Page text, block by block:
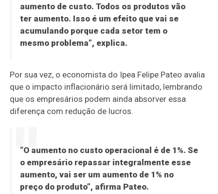
aumento de custo. Todos os produtos vão
ter aumento. Isso é um efeito que vai se
acumulando porque cada setor tem o
mesmo problema”, explica.
Por sua vez, o economista do Ipea Felipe Pateo avalia
que o impacto inflacionário será limitado, lembrando
que os empresários podem ainda absorver essa
diferença com redução de lucros.
“O aumento no custo operacional é de 1%. Se
o empresário repassar integralmente esse
aumento, vai ser um aumento de 1% no
preço do produto”, afirma Pateo.